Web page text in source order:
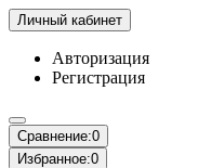
Личный кабинет
Авторизация
Регистрация
Сравнение:0
Избранное:0